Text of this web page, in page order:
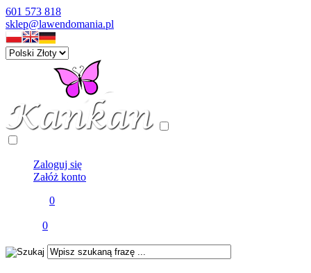
601 573 818
sklep@lawendomania.pl
Zaloguj się
Załóż konto
0
0